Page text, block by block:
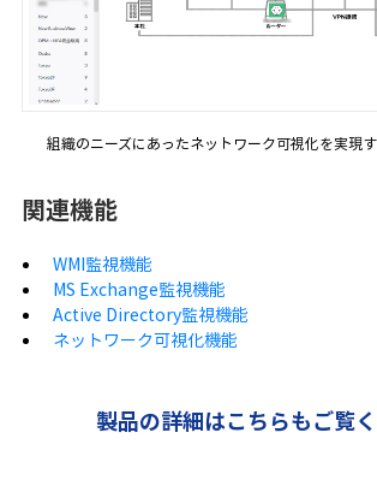
組織のニーズにあったネットワーク可視化を実現
関連機能
WMI監視機能
MS Exchange監視機能
Active Directory監視機能
ネットワーク可視化機能
製品の詳細はこちらもご覧